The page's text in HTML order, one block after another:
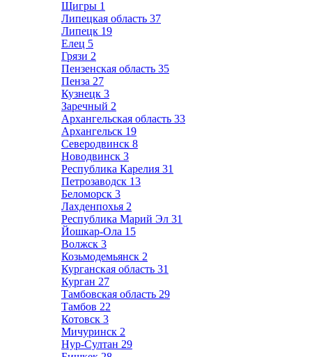
Щигры 1
Липецкая область 37
Липецк 19
Елец 5
Грязи 2
Пензенская область 35
Пенза 27
Кузнецк 3
Заречный 2
Архангельская область 33
Архангельск 19
Северодвинск 8
Новодвинск 3
Республика Карелия 31
Петрозаводск 13
Беломорск 3
Лахденпохья 2
Республика Марий Эл 31
Йошкар-Ола 15
Волжск 3
Козьмодемьянск 2
Курганская область 31
Курган 27
Тамбовская область 29
Тамбов 22
Котовск 3
Мичуринск 2
Нур-Султан 29